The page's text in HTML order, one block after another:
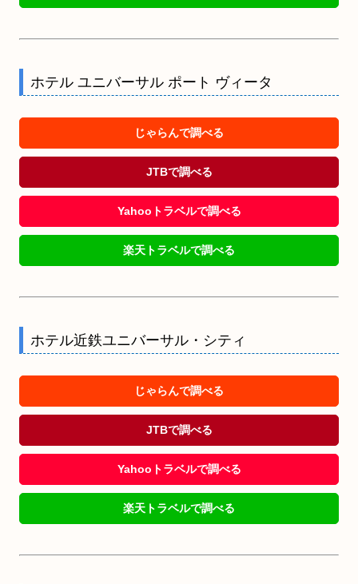
ホテル ユニバーサル ポート ヴィータ
じゃらんで調べる
JTBで調べる
Yahooトラベルで調べる
楽天トラベルで調べる
ホテル近鉄ユニバーサル・シティ
じゃらんで調べる
JTBで調べる
Yahooトラベルで調べる
楽天トラベルで調べる